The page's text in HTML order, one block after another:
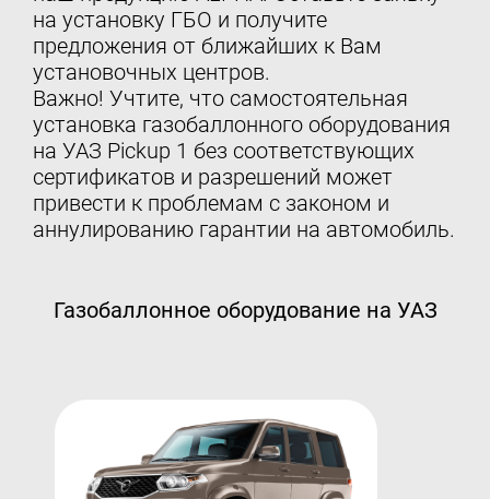
на установку ГБО и получите
предложения от ближайших к Вам
установочных центров.
Важно! Учтите, что самостоятельная
установка газобаллонного оборудования
на УАЗ Pickup 1 без соответствующих
сертификатов и разрешений может
привести к проблемам с законом и
аннулированию гарантии на автомобиль.
Газобаллонное оборудование на УАЗ